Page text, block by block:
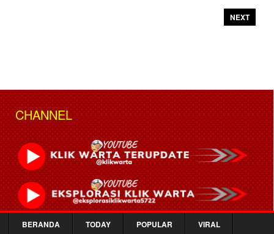
NEXT
CHANNEL
BERANDA TODAY POPULAR VIRAL